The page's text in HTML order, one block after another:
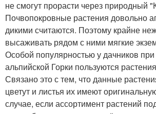
не смогут прорасти через природный
Почвопокровные растения довольно
дикими считаются. Поэтому крайне
высаживать рядом с ними мягкие
Особой популярностью у дачников
альпийской Горки пользуются
Связано это с тем, что данные
цветут и листья их имеют
случае, если ассортимент растений